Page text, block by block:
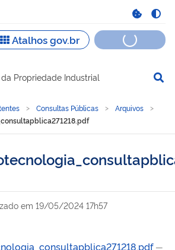
de navegação
Propriedade Industrial
Consultas Públicas
Arquivos
em 19/05/2024 17h57
—